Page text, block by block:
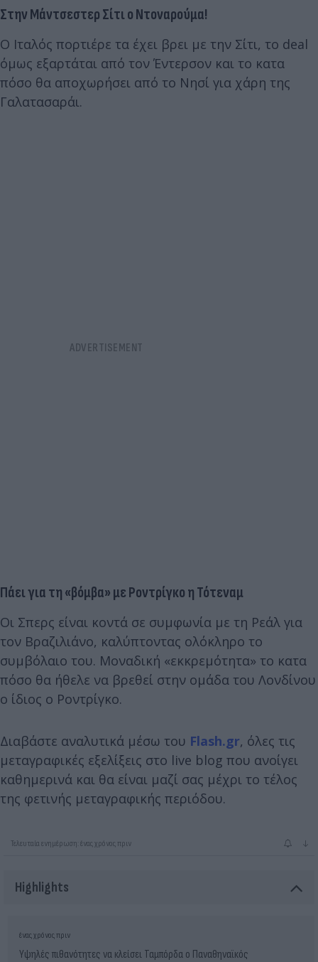
Στην Μάντσεστερ Σίτι ο Ντοναρούμα!
Ο Ιταλός πορτιέρε τα έχει βρει με την Σίτι, το deal
όμως εξαρτάται από τον Έντερσον και το κατα
πόσο θα αποχωρήσει από το Νησί για χάρη της
Γαλατασαράι.
Πάει για τη «βόμβα» με Ροντρίγκο η Τότεναμ
Οι Σπερς είναι κοντά σε συμφωνία με τη Ρεάλ για
τον Βραζιλιάνο, καλύπτοντας ολόκληρο το
συμβόλαιο του. Μοναδική «εκκρεμότητα» το κατα
πόσο θα ήθελε να βρεθεί στην ομάδα του Λονδίνου
ο ίδιος ο Ροντρίγκο.
Διαβάστε αναλυτικά μέσω του Flash.gr, όλες τις
μεταγραφικές εξελίξεις στο live blog που ανοίγει
καθημερινά και θα είναι μαζί σας μέχρι το τέλος
της φετινής μεταγραφικής περιόδου.
Τελευταία ενημέρωση: ένας χρόνος πριν ↓
Highlights
ένας χρόνος πριν
Υψηλές πιθανότητες να κλείσει Ταμπόρδα ο Παναθηναϊκός